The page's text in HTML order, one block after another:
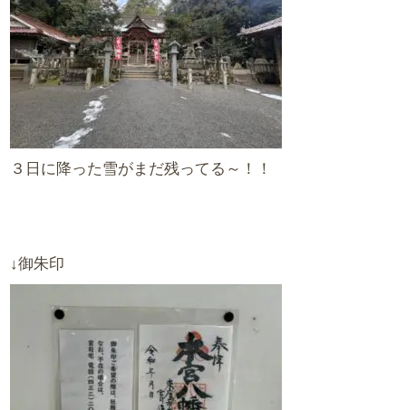
３日に降った雪がまだ残ってる～！！
↓御朱印